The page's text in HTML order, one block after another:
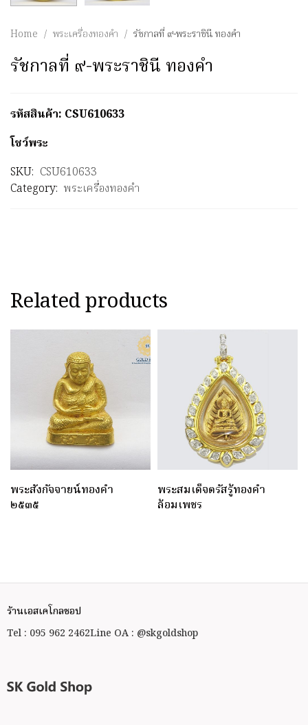
Home / พระเครื่องทองคำ / รัชกาลที่ ๙-พระราชินี ทองคำ
รัชกาลที่ ๙-พระราชินี ทองคำ
รหัสสินค้า: CSU610633
โชว์พระ
SKU: CSU610633
Category: พระเครื่องทองคำ
Related products
พระสังกัจจายน์ทองคำ
๒๕๓๕
พระสมเด็จตรัสรู้ทองคำ
ล้อมเพชร
ร้านเอสเคโกลชอป
Tel : 095 962 2462Line OA : @skgoldshop